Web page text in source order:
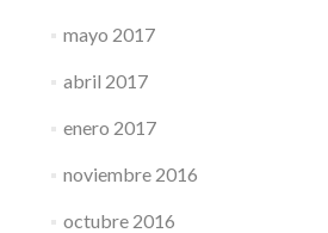
mayo 2017
abril 2017
enero 2017
noviembre 2016
octubre 2016